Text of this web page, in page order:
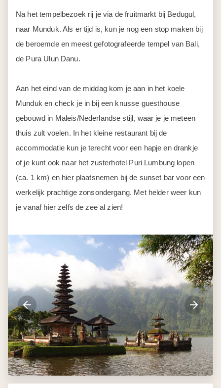
Na het tempelbezoek rij je via de fruitmarkt bij Bedugul,
naar Munduk. Als er tijd is, kun je nog een stop maken bij
de beroemde en meest gefotografeerde tempel van Bali,
de Pura Ulun Danu.
Aan het eind van de middag kom je aan in het koele
Munduk en check je in bij een knusse guesthouse
gebouwd in Maleis/Nederlandse stijl, waar je je meteen
thuis zult voelen. In het kleine restaurant bij de
accommodatie kun je terecht voor een hapje en drankje
of je kunt ook naar het zusterhotel Puri Lumbung lopen
(ca. 1 km) en hier plaatsnemen bij de sunset bar voor een
werkelijk prachtige zonsondergang. Met helder weer kun
je vanaf hier zelfs de zee al zien!